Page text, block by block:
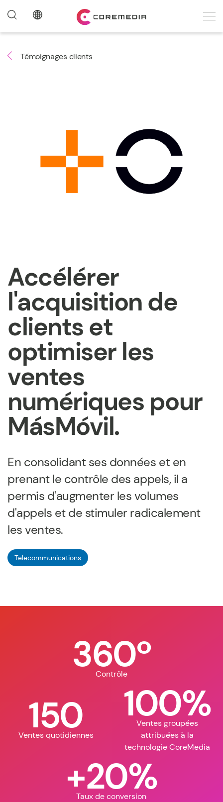
Témoignages clients
Accélérer
l'acquisition de
clients et
optimiser les
ventes
numériques pour
MásMóvil.
En consolidant ses données et en
prenant le contrôle des appels, il a
permis d'augmenter les volumes
d'appels et de stimuler radicalement
les ventes.
Telecommunications
360º
Contrôle
150
Ventes quotidiennes
100%
Ventes groupées
attribuées à la
technologie CoreMedia
+20%
Taux de conversion